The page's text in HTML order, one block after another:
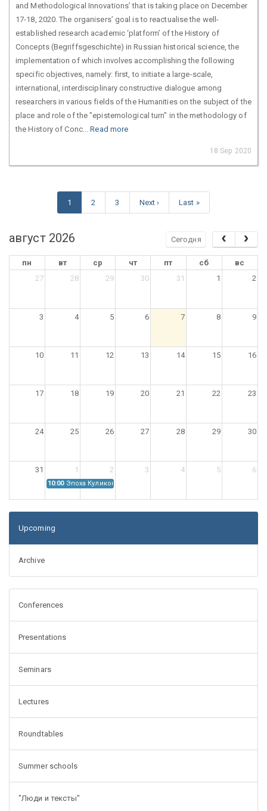
and Methodological Innovations’ that is taking place on December
17-18, 2020. The organisers’ goal is to reactualise the well-
established research academic ‘platform’ of the History of
Concepts (Begriffsgeschichte) in Russian historical science, the
implementation of which involves accomplishing the following
specific objectives, namely: first, to initiate a large-scale,
international, interdisciplinary constructive dialogue among
researchers in various fields of the Humanities on the subject of the
place and role of the "epistemological turn" in the methodology of
the History of Conc...Read more
18 Sep 2020
1 2 3 Next › Last »
август 2026 Сегодня
пн вт ср чт пт сб
вс
27
28 29 30 31 1 2
3 4 5 6 7 8 9
10 11 12 13 14 15 16
17 18 19 20 21 22 23
24 25 26 27 28 29 30
31 1 2 3 4 5 6
10:00 Эпоха Куликовской битвы: Проблемы источниковедения
Upcoming
Archive
Conferences
Presentations
Seminars
Lectures
Roundtables
Summer schools
"Люди и тексты"